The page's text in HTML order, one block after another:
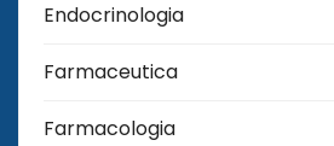
Endocrinologia
Farmaceutica
Farmacologia